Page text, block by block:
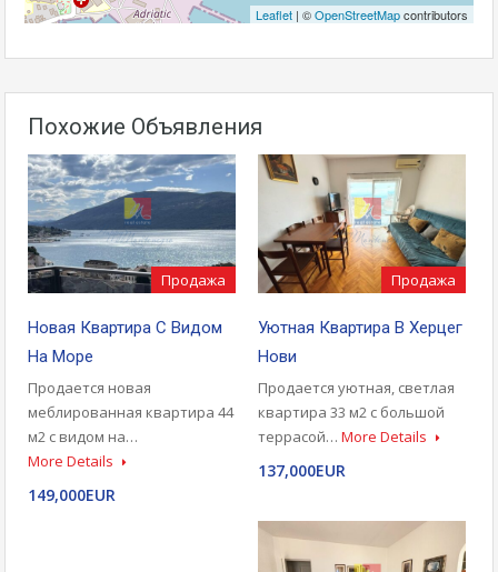
Leaflet | ©OpenStreetMapcontributors
Похожие Объявления
Продажа
Новая Квартира С Видом
На Море
Продается новая
меблированная квартира 44
м2 с видом на…
More Details
149,000EUR
Продажа
Уютная Квартира В Херцег
Нови
Продается уютная, светлая
квартира 33 м2 с большой
террасой… More Details
137,000EUR